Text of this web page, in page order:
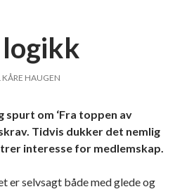
KÅRE HAUGEN
spurt om ‘Fra toppen av
Tidvis dukker det nemlig
interesse for medlemskap.
er selvsagt både med glede og